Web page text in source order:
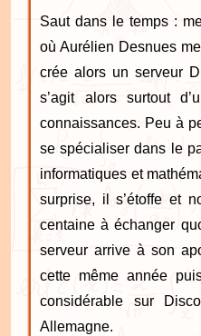
Saut dans le temps :
où Aurélien Desnues
crée alors un serveur
s’agit alors surtout
connaissances. Peu à
se spécialiser dans le
informatiques et
surprise, il s’étoffe et
centaine à échanger
serveur arrive à son
cette même année
considérable sur
Allemagne.